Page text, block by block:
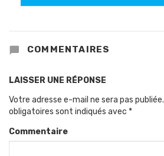
COMMENTAIRES
LAISSER UNE RÉPONSE
Votre adresse e-mail ne sera pas publiée.
obligatoires sont indiqués avec *
Commentaire